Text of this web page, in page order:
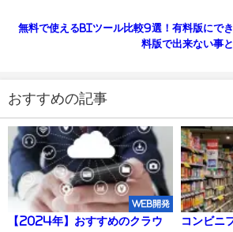
無料で使えるBIツール比較9選！有料版にで
料版で出来ない事
おすすめの記事
WEB開発
【2024年】おすすめのクラウ
コンビニ